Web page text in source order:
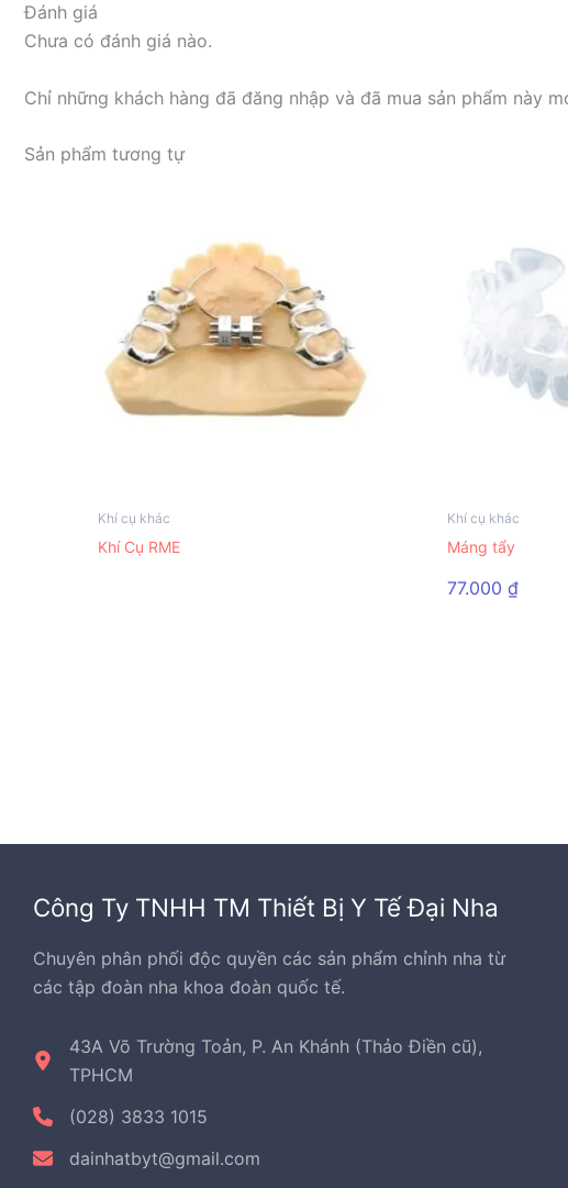
Đánh giá
Chưa có đánh giá nào.
Chỉ những khách hàng đã đăng nhập và đã mua sản phẩm này
Sản phẩm tương tự
Khí cụ khác
Khí Cụ RME
Khí cụ khác
Máng tẩy
77.000₫
Công Ty TNHH TM Thiết Bị Y Tế Đại Nha
Chuyên phân phối độc quyền các sản phẩm chỉnh nha từ
các tập đoàn nha khoa đoàn quốc tế.
43A Võ Trường Toản, P. An Khánh (Thảo Điền cũ),
TPHCM
(028) 3833 1015
dainhatbyt@gmail.com